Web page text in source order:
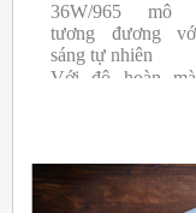
36W/965 mô
tương đương
sáng tự nhiên
Với độ hoàn
Sản phẩm được
bởi hãng Philips,
Ba lan